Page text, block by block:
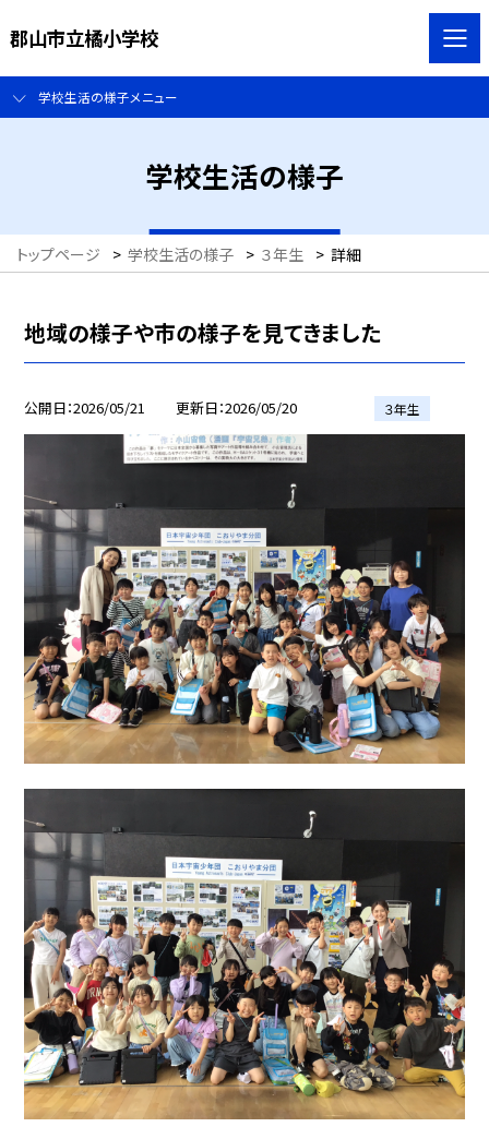
郡山市立橘小学校
学校生活の様子メニュー
学校生活の様子
トップページ > 学校生活の様子 > ３年生 > 詳細
地域の様子や市の様子を見てきました
公開日 2026/05/21 更新日 2026/05/20 ３年生